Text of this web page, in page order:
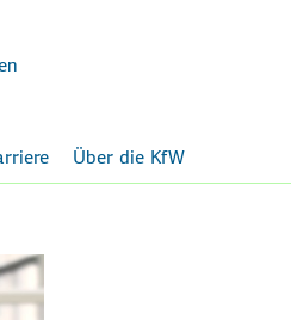
Über die KfW